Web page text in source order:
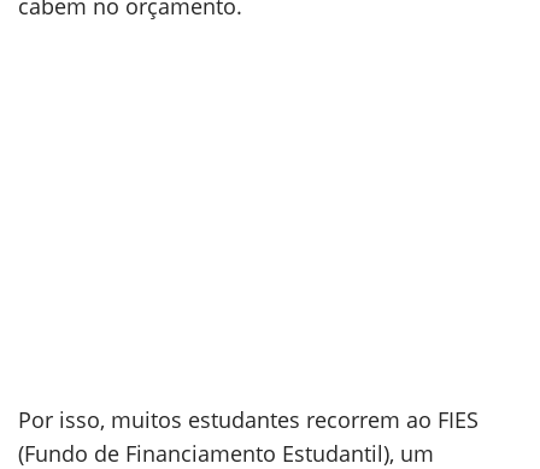
cabem no orçamento.
Por isso, muitos estudantes recorrem ao FIES
(Fundo de Financiamento Estudantil), um